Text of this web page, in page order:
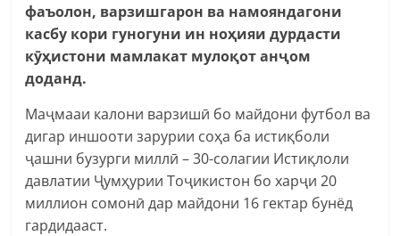
фаъолон, варзишгарон ва намояндагони
касбу кори гуногуни ин ноҳияи дурдасти
кӯҳистони мамлакат мулоқот анҷом
доданд.
Маҷмааи калони варзишӣ бо майдони футбол ва
дигар иншооти зарурии соҳа ба истиқболи
ҷашни бузурги миллӣ – 30-солагии Истиқлоли
давлатии Ҷумҳурии Тоҷикистон бо харҷи 20
миллион сомонӣ дар майдони 16 гектар бунёд
гардидааст.